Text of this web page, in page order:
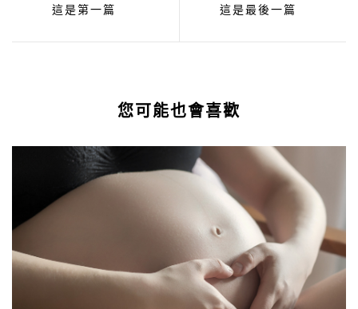
這是第一篇 這是最後一篇
您可能也會喜歡